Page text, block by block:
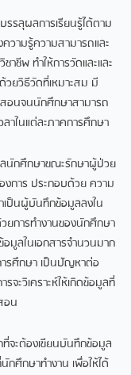
ลการเรียนรู้ได้ตาม
วามรู้ความสามารถและ
าชีพ ทำให้การวัดและและ
ยวิธีวัดที่เหมาะสม มี
อนจนนักศึกษาสามารถ
าในแต่ละภาคการศึกษา
กศึกษาขณะรักษาผู้ป่วย
การ ประกอบด้วย ความ
เป็นผู้บันทึกข้อมูลลงใน
วยการทำงานของนักศึกษา
มูลในเอกสารจำนวนมาก
รศึกษา เป็นปัญหาต่อ
จะวิเคราะห์ให้เกิดข้อมูลที่
อน
ต้องเขียนบันทึกข้อมูล
กศึกษาทำงาน เพื่อให้ได้